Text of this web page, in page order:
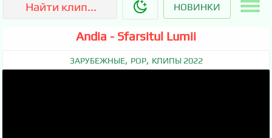
НОВИНКИ
Andia - Sfarsitul Lumii
ЗАРУБЕЖНЫЕ, POP, КЛИПЫ 2022